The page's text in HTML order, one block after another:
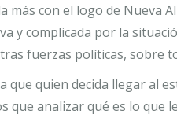
más con el logo de Nueva
y complicada por la
fuerzas políticas, sobre
que quien decida llegar al
que analizar qué es lo que